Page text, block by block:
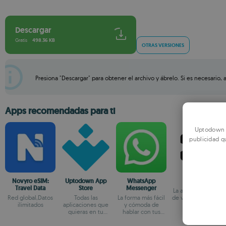
Descargar
498.36 KB
Gratis
OTRAS VERSIONES
Presiona "Descargar" para obtener el archivo y ábrelo. Si es
Apps recomendadas para ti
Novyro eSIM:
Travel Data
Red global,Datos
ilimitados
Uptodown App
Store
Todas las
aplicaciones que
quieras en tu
WhatsApp
Messenger
La forma más fácil
y cómoda de
hablar con tus
La app de edición
de vídeo oficial de
Uptodown
publicidad